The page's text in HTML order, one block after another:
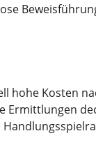
hohe Kosten
Ermittlungen